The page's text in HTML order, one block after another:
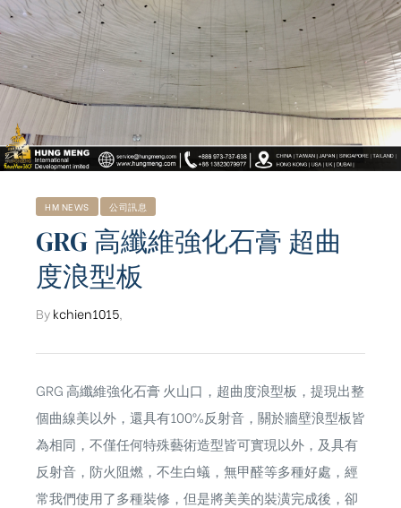
HM NEWS 公司訊息
GRG 高纖維強化石膏 超曲
度浪型板
Bykchien1015
GRG 高纖維強化石膏 火山口，超曲度浪型板，提現出整
個曲線美以外，還具有100%反射音，關於牆壁浪型板皆
為相同，不僅任何特殊藝術造型皆可實現以外，及具有
反射音，防火阻燃，不生白蟻，無甲醛等多種好處，經
常我們使用了多種裝修，但是將美美的裝潢完成後，卻